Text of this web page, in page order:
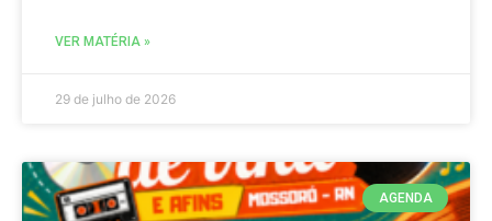
VER MATÉRIA »
29 de julho de 2026
AGENDA